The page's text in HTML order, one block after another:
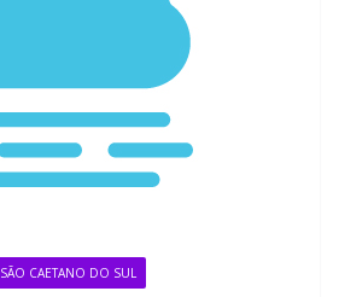
SÃO CAETANO DO SUL